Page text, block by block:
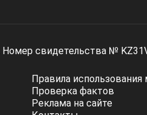
Номер свидетельства №
Правила использования
Проверка фактов
Реклама на сайте